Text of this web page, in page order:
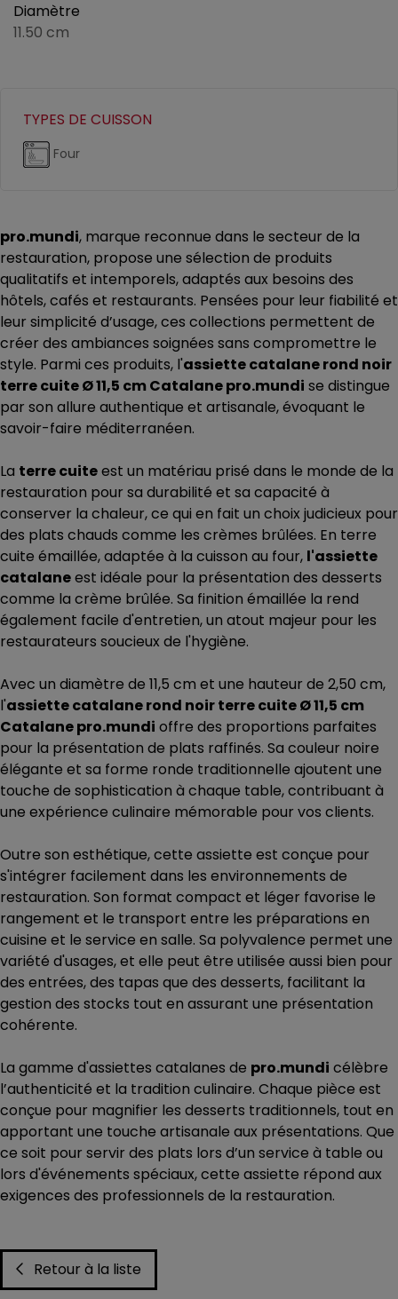
Diamètre
11.50 cm
TYPES DE CUISSON
Four
pro.mundi, marque reconnue dans le secteur de la
restauration, propose une sélection de produits
qualitatifs et intemporels, adaptés aux besoins des
hôtels, cafés et restaurants. Pensées pour leur fiabilité et
leur simplicité d’usage, ces collections permettent de
créer des ambiances soignées sans compromettre le
style. Parmi ces produits, l'assiette catalane rond noir
terre cuite Ø 11,5 cm Catalane pro.mundi se distingue
par son allure authentique et artisanale, évoquant le
savoir-faire méditerranéen.
La terre cuiteest un matériau prisé dans le monde de la
restauration pour sa durabilité et sa capacité à
conserver la chaleur, ce qui en fait un choix judicieux pour
des plats chauds comme les crèmes brûlées. En terre
cuite émaillée, adaptée à la cuisson au four, l'assiette
catalaneest idéale pour la présentation des desserts
comme la crème brûlée. Sa finition émaillée la rend
également facile d'entretien, un atout majeur pour les
restaurateurs soucieux de l'hygiène.
Avec un diamètre de 11,5 cm et une hauteur de 2,50 cm,
l'assiette catalane rond noir terre cuite Ø 11,5 cm
Catalane pro.mundi offre des proportions parfaites
pour la présentation de plats raffinés. Sa couleur noire
élégante et sa forme ronde traditionnelle ajoutent une
touche de sophistication à chaque table, contribuant à
une expérience culinaire mémorable pour vos clients.
Outre son esthétique, cette assiette est conçue pour
s'intégrer facilement dans les environnements de
restauration. Son format compact et léger favorise le
rangement et le transport entre les préparations en
cuisine et le service en salle. Sa polyvalence permet une
variété d'usages, et elle peut être utilisée aussi bien pour
des entrées, des tapas que des desserts, facilitant la
gestion des stocks tout en assurant une présentation
cohérente.
La gamme d'assiettes catalanes de pro.mundi célèbre
l’authenticité et la tradition culinaire. Chaque pièce est
conçue pour magnifier les desserts traditionnels, tout en
apportant une touche artisanale aux présentations. Que
ce soit pour servir des plats lors d’un service à table ou
lors d'événements spéciaux, cette assiette répond aux
exigences des professionnels de la restauration.
Retour à la liste